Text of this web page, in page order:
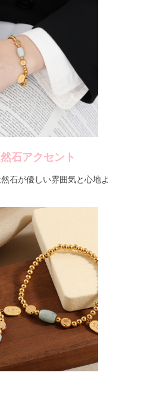
石アクセント
石が優しい雰囲気と心地よ